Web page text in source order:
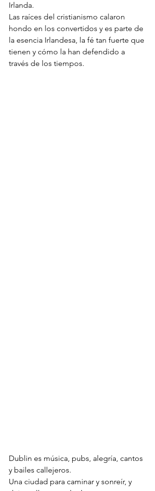
Irlanda.
Las raíces del cristianismo calaron
hondo en los convertidos y es parte de
la esencia Irlandesa, la fé tan fuerte que
tienen y cómo la han defendido a
través de los tiempos.
Dublin es música, pubs, alegría, cantos
y bailes callejeros.
Una ciudad para caminar y sonreír, y